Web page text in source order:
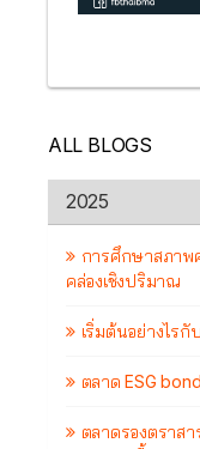
ALL BLOGS
2025
การศึกษาสภาพ
คล่องเชิงปริมาณ
เริ่มต้นอย่างไรกั
ตลาด ESG
ตลาดรองตราส